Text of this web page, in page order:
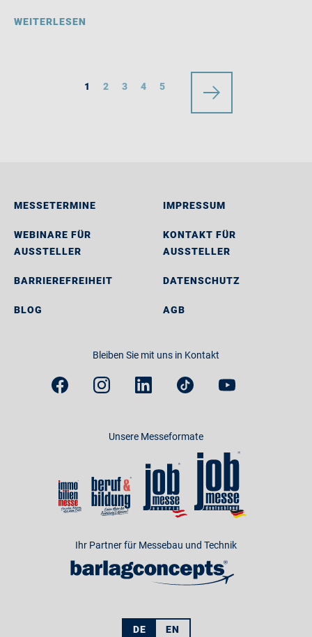
WEITERLESEN
1 2 3 4 5
MESSETERMINE
WEBINARE FÜR
AUSSTELLER
BARRIEREFREIHEIT
BLOG
IMPRESSUM
KONTAKT FÜR
AUSSTELLER
DATENSCHUTZ
AGB
Bleiben Sie mit uns in Kontakt
Unsere Messeformate
Ihr Partner für Messebau und Technik
DE EN